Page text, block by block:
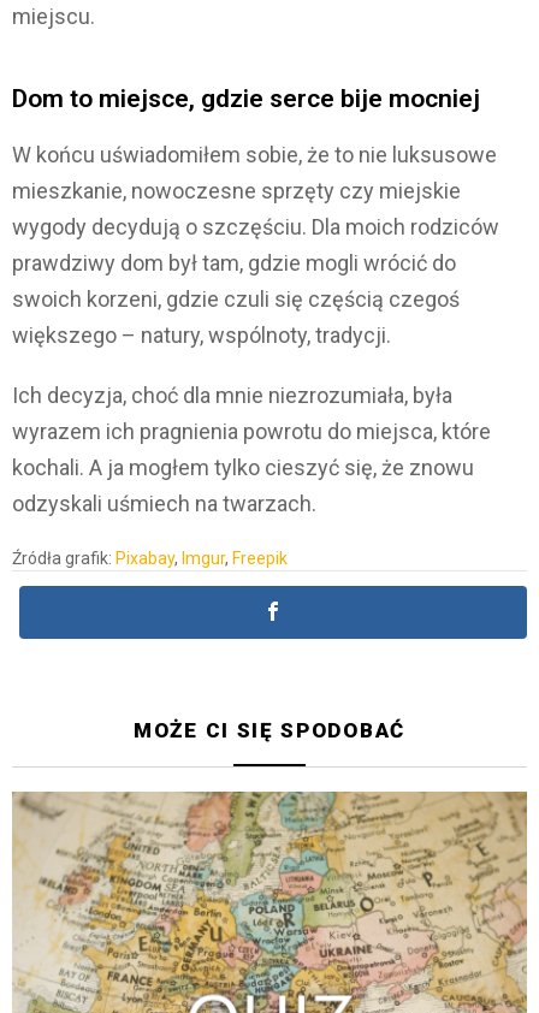
miejscu.
Dom to miejsce, gdzie serce bije mocniej
W końcu uświadomiłem sobie, że to nie luksusowe
mieszkanie, nowoczesne sprzęty czy miejskie
wygody decydują o szczęściu. Dla moich rodziców
prawdziwy dom był tam, gdzie mogli wrócić do
swoich korzeni, gdzie czuli się częścią czegoś
większego – natury, wspólnoty, tradycji.
Ich decyzja, choć dla mnie niezrozumiała, była
wyrazem ich pragnienia powrotu do miejsca, które
kochali. A ja mogłem tylko cieszyć się, że znowu
odzyskali uśmiech na twarzach.
Źródła grafik: Pixabay, Imgur, Freepik
MOŻE CI SIĘ SPODOBAĆ